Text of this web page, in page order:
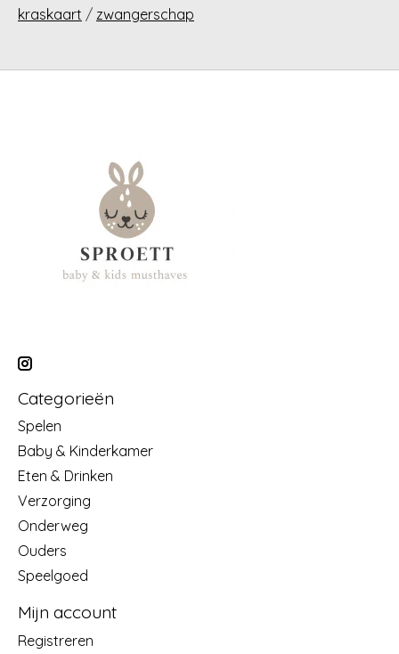
kraskaart / zwangerschap
Categorieën
Spelen
Baby & Kinderkamer
Eten & Drinken
Verzorging
Onderweg
Ouders
Speelgoed
Mijn account
Registreren